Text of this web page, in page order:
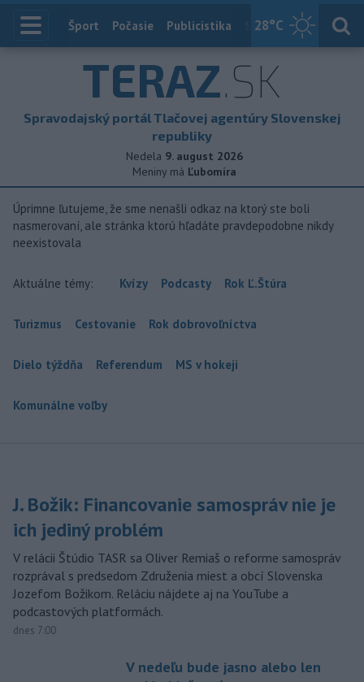
28°C
Index
Šport Počasie Publicistika Slovensko
TERAZ.SK
Spravodajský portál Tlačovej agentúry Slovenskej
republiky
Nedela 9. august 2026
Meniny má Ľubomíra
Úprimne ľutujeme, že sme nenašli odkaz na ktorý ste boli
nasmerovaní, ale stránka ktorú hľadáte pravdepodobne nikdy
neexistovala
Aktuálne témy: Kvízy Podcasty Rok Ľ.Štúra
Turizmus Cestovanie Rok dobrovoľníctva
Dielo týždňa Referendum MS v hokeji
Komunálne voľby
J. Božik: Financovanie samospráv nie je
ich jediný problém
V relácii Štúdio TASR sa Oliver Remiaš o reforme samospráv
rozprával s predsedom Združenia miest a obcí Slovenska
Jozefom Božikom. Reláciu nájdete aj na YouTube a
podcastových platformách.
dnes 7:00
V nedeľu bude jasno alebo len